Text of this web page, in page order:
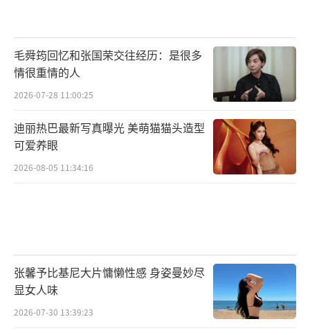
毛舜筠回忆和张国荣交往经历：是很多
情很重情的人
2026-07-28 11:00:25
迪丽热巴最新写真曝光 美萌猫猫头造型
可爱养眼
2026-08-05 11:34:16
张馨予比基尼大片慵懒性感 身姿曼妙尽
显女人味
2026-07-30 13:39:23